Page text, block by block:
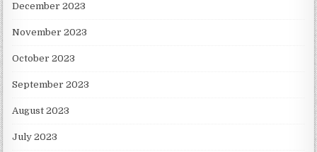
December 2023
November 2023
October 2023
September 2023
August 2023
July 2023